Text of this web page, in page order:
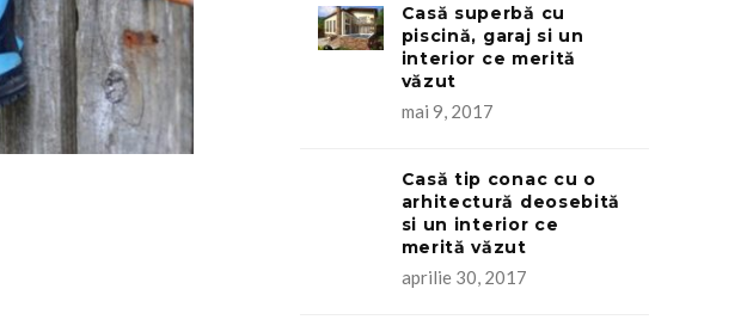
Casă superbă cu
piscină, garaj si un
interior ce merită
văzut
mai 9, 2017
Casă tip conac cu o
arhitectură deosebită
si un interior ce
merită văzut
aprilie 30, 2017